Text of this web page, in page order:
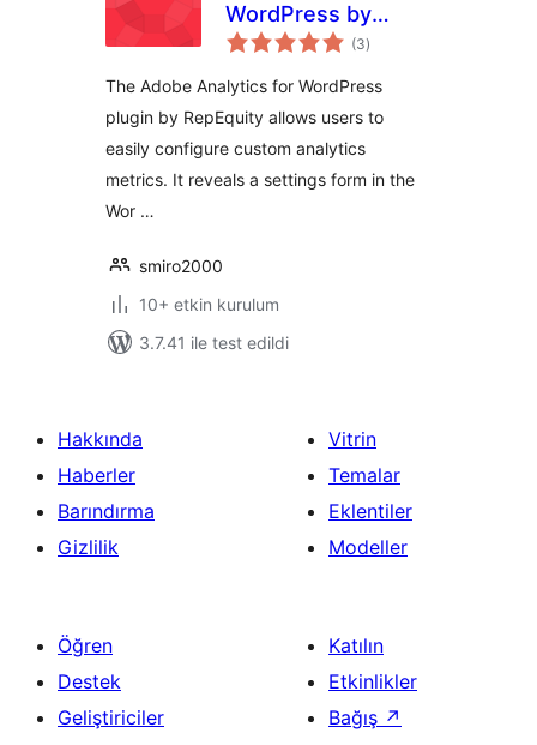
WordPress by
RepEquity
(3toplam
puan
)
The Adobe Analytics for WordPress
plugin by RepEquity allows users to
easily configure custom analytics
metrics. It reveals a settings form in the
Wor …
smiro2000
10+ etkin kurulum
3.7.41 ile test edildi
Hakkında
Haberler
Barındırma
Gizlilik
Vitrin
Temalar
Eklentiler
Modeller
Öğren
Destek
Geliştiriciler
Katılın
Etkinlikler
Bağış ↗